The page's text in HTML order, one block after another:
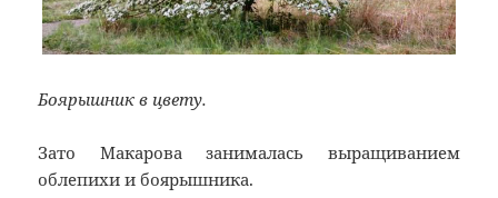
Боярышник в цвету.
Зато Макарова занималась выращиванием
облепихи и боярышника.